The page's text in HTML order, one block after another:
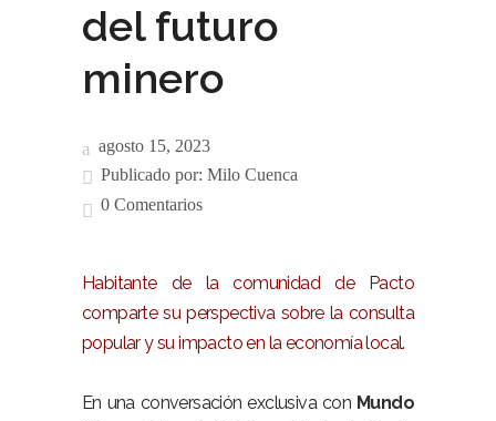
del futuro
minero
agosto 15, 2023
Publicado por: Milo Cuenca
0 Comentarios
Habitante de la comunidad de Pacto
comparte su perspectiva sobre la consulta
popular y su impacto en la economía local.
En una conversación exclusiva con Mundo